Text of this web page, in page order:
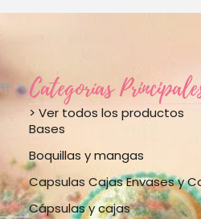
Categorías
> Ver todos los productos
Bases
Boquillas y mangas
Capsulas Cajas Envases y
Cápsulas y cajas